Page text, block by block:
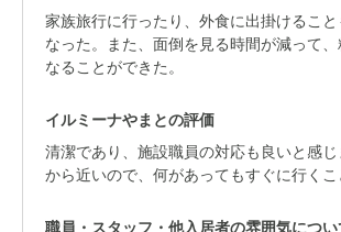
家族旅行に行ったり、外食に出掛けるこ
なった。また、面倒を見る時間が減って
なることができた。
イルミーナやまとの評価
清潔であり、施設職員の対応も良いと感
から近いので、何があってもすぐに行くこ
職員・スタッフ・他入居者の雰囲気につい